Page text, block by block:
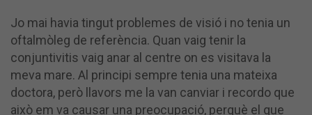
Jo mai havia tingut problemes de visió i no tenia un
oftalmòleg de referència. Quan vaig tenir la
conjuntivitis vaig anar al centre on es visitava la
meva mare. Al principi sempre tenia una mateixa
doctora, però llavors me la van canviar i recordo que
això em va causar una preocupació, perquè el que